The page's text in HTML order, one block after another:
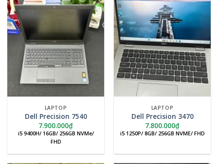
LAPTOP
Dell Precision 7540
7.900.000₫
i5 9400H/ 16GB/ 256GB NVMe/
FHD
LAPTOP
Dell Precision 3470
7.800.000₫
i5 1250P/ 8GB/ 256GB NVME/ FHD